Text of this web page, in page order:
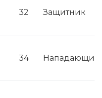
32 Защитник
34 Нападающий